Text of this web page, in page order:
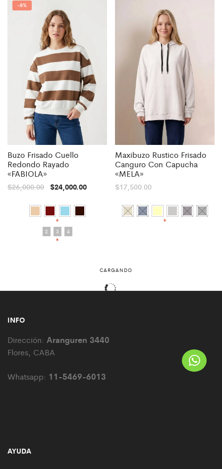
-8%
Buzo Frisado Cuello
Redondo Rayado
«FABIOLA»
$26,000.00 $24,000.00
*
2
3
4
*
Maxibuzo Rustico Frisado
Canguro Con Capucha
«MELA»
$17,500.00
*
CARGANDO
INFO
Dirección: Aranguren 3440
Flores, CABA
Whatsapp: 11-5469-6013
AYUDA